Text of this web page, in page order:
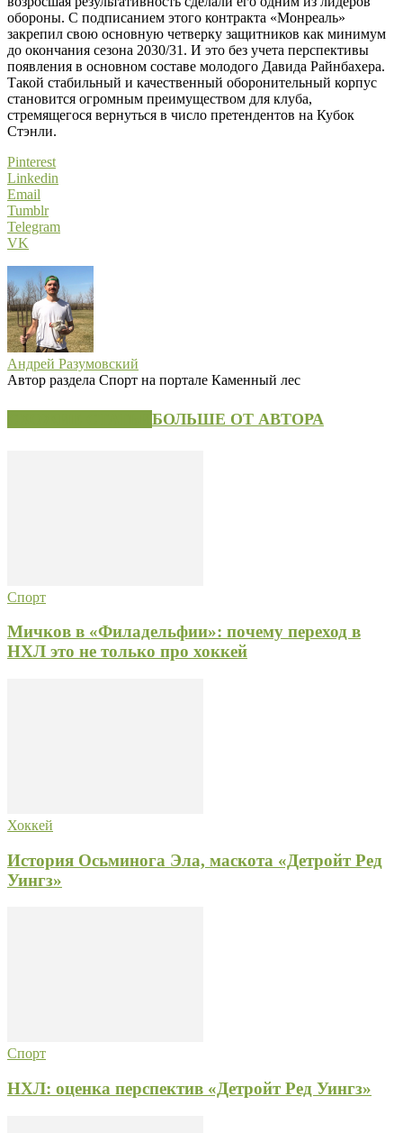
обороны. С подписанием этого контракта «Монреаль»
закрепил свою основную четверку защитников как минимум
до окончания сезона 2030/31. И это без учета перспективы
появления в основном составе молодого Давида Райнбахера.
Такой стабильный и качественный оборонительный корпус
становится огромным преимуществом для клуба,
стремящегося вернуться в число претендентов на Кубок
Стэнли.
Pinterest
Linkedin
Email
Tumblr
Telegram
VK
Андрей Разумовский
Автор раздела Спорт на портале Каменный лес
БОЛЬШЕ ОТ АВТОРА
Спорт
Мичков в «Филадельфии»: почему переход в
НХЛ это не только про хоккей
Хоккей
История Осьминога Эла, маскота «Детройт Ред
Уингз»
Спорт
НХЛ: оценка перспектив «Детройт Ред Уингз»